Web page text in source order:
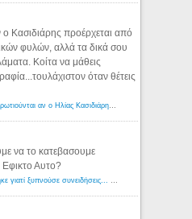
ο Κασιδιάρης προέρχεται από
φυλών, αλλά τα δικά σου
Κοίτα να μάθεις
όταν θέτεις
να το κατεβασουμε
Αυτο?